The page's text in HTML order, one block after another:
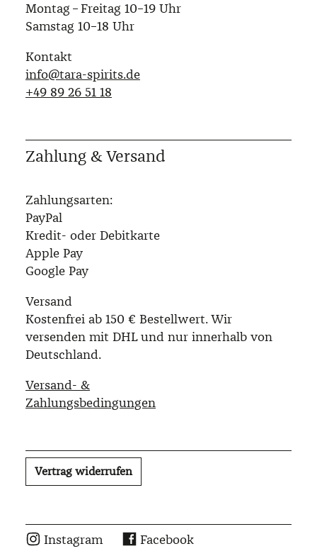
Montag – Freitag 10–19 Uhr
Samstag 10–18 Uhr
Kontakt
info@tara-spirits.de
‭+49 89 26 51 18‬
Zahlung & Versand
Zahlungsarten:
PayPal
Kredit- oder Debitkarte
Apple Pay
Google Pay
Versand
Kostenfrei ab 150 € Bestellwert. Wir
versenden mit DHL und nur innerhalb von
Deutschland.
Versand- &
Zahlungsbedingungen
Vertrag widerrufen
Instagram Facebook